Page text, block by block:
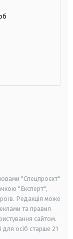
"Спецпроєкт"
"Експерт",
Редакція може
та правил
сайтом.
для осіб старше 21